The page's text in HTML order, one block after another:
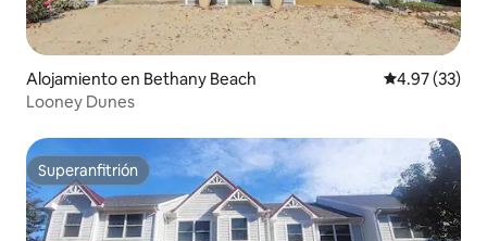
Alojamiento en Bethany Beach Calificación
4.97 (33)
Looney Dunes
Superanfitrión
Superanfitrión